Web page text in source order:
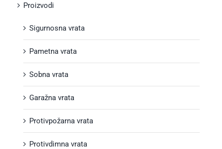
Proizvodi
Sigurnosna vrata
Pametna vrata
Sobna vrata
Garažna vrata
Protivpožarna vrata
Protivdimna vrata